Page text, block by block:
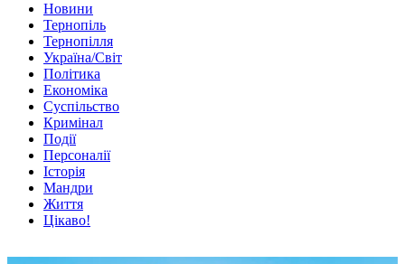
Новини
Тернопіль
Тернопілля
Україна/Світ
Політика
Економіка
Суспільство
Кримінал
Події
Персоналії
Історія
Мандри
Життя
Цікаво!